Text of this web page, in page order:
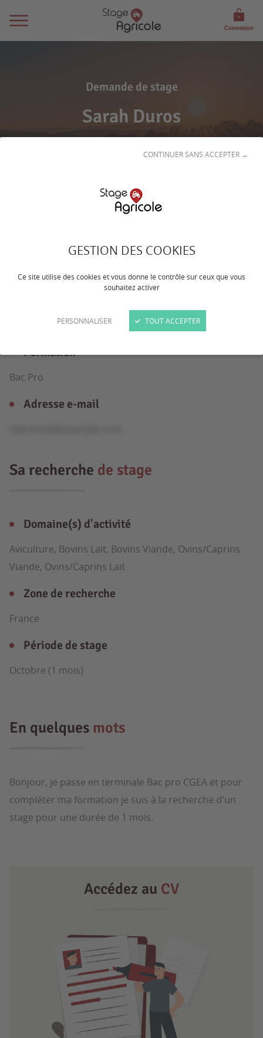
GESTION DES COOKIES
Ce site utilise des cookies et vous donne le contrôle sur ceux que vous
souhaitez activer
PERSONNALISER
CONTINUER SANS ACCEPTER →
TOUT ACCEPTER
Connexion
Demande de stage
Sarah Duros
profil
Formation
Bac Pro
Adresse e-mail
Sa recherche de stage
Domaine(s) d'activité
Aviculture, Bovins Lait, Bovins Viande, Ovins/Caprins
Viande, Ovins/Caprins Lait
Zone de recherche
France
Période de stage
Octobre (1 mois)
En quelques mots
Bonjour, je passe en terminale Bac pro CGEA et pour
compléter ma formation je suis à la recherche d'un
stage pour une durée de 1 mois.
Accédez au CV